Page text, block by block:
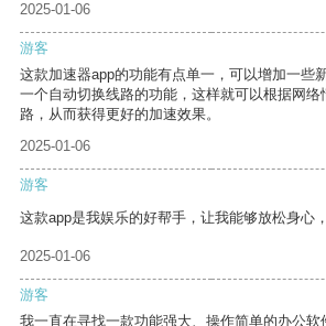
2025-01-06
游客
这款加速器app的功能有点单一，可以增加一些
一个自动切换线路的功能，这样就可以根据网
路，从而获得更好的加速效果。
2025-01-06
游客
这款app是我娱乐的好帮手，让我能够放松身心
2025-01-06
游客
我一直在寻找一款功能强大、操作简单的办公